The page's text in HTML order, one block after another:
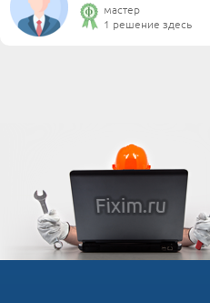
мастер
1 решение здесь